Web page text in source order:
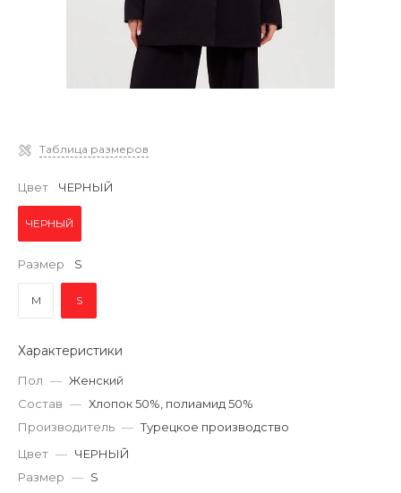
Таблица размеров
Цвет ЧЕРНЫЙ
ЧЕРНЫЙ
Размер S
M S
Характеристики
Пол — Женский
Состав — Хлопок 50%, полиамид 50%
Производитель — Турецкое производство
Цвет — ЧЕРНЫЙ
Размер — S